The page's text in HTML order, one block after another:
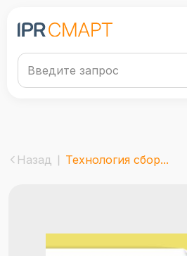
Назад Технология сбор...